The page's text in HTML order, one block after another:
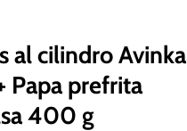
al cilindro Avinka
Papa prefrita
400 g